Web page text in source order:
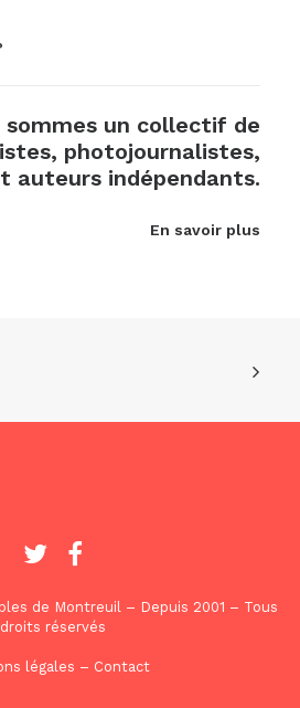
sommes un collectif de
photojournalistes,
auteurs indépendants.
En savoir plus
de Montreuil – Depuis 2001 – Tous
droits réservés
légales – Contact